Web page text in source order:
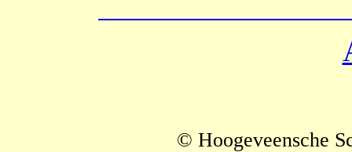
© Hoogeveensche